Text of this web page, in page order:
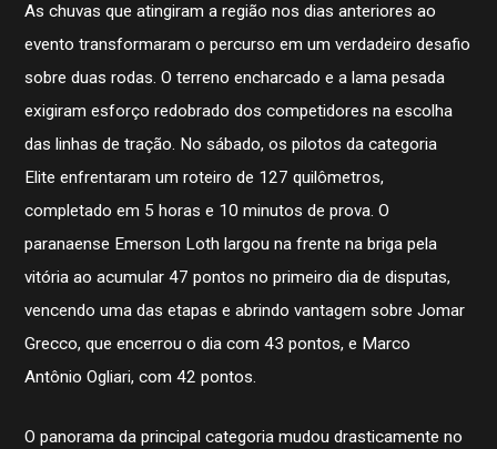
As chuvas que atingiram a região nos dias anteriores ao
evento transformaram o percurso em um verdadeiro desafio
sobre duas rodas. O terreno encharcado e a lama pesada
exigiram esforço redobrado dos competidores na escolha
das linhas de tração. No sábado, os pilotos da categoria
Elite enfrentaram um roteiro de 127 quilômetros,
completado em 5 horas e 10 minutos de prova. O
paranaense Emerson Loth largou na frente na briga pela
vitória ao acumular 47 pontos no primeiro dia de disputas,
vencendo uma das etapas e abrindo vantagem sobre Jomar
Grecco, que encerrou o dia com 43 pontos, e Marco
Antônio Ogliari, com 42 pontos.
O panorama da principal categoria mudou drasticamente no